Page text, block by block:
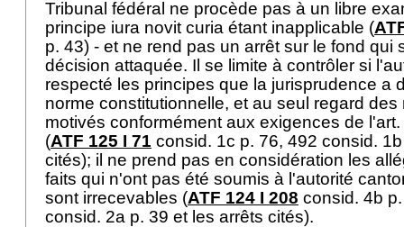
Tribunal fédéral ne procède pas à un libre
principe iura novit curia étant inapplicable (
p. 43) - et ne rend pas un arrêt sur le fond qui
décision attaquée. Il se limite à contrôler si
respecté les principes que la jurisprudence a
norme constitutionnelle, et au seul regard
motivés conformément aux exigences de l'
(ATF 125 I 71 consid. 1c p. 76, 492 consid.
cités); il ne prend pas en considération les
faits qui n'ont pas été soumis à l'autorité
sont irrecevables (ATF 124 I 208 consid. 4b
consid. 2a p. 39 et les arrêts cités).